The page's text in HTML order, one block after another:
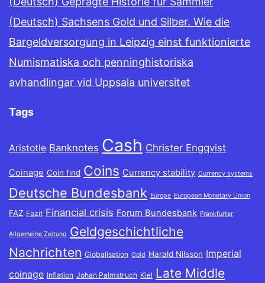
(Deutsch) Sachsens Gold und Silber. Wie die
Bargeldversorgung in Leipzig einst funktionierte
Numismatiska och penninghistoriska
avhandlingar vid Uppsala universitet
Tags
Aristotle Banknotes Cash Christer Engqvist
Coinage Coin find Coins Currency stability Currency systems
Deutsche Bundesbank Europe European Monetary Union
FAZ Fazit Financial crisis Forum Bundesbank Frankfurter
Allgemeine Zeitung Geldgeschichtliche
Nachrichten Globalisation Gold Harald Nilsson Imperial
coinage Inflation Johan Palmstruch Kiel Late Middle